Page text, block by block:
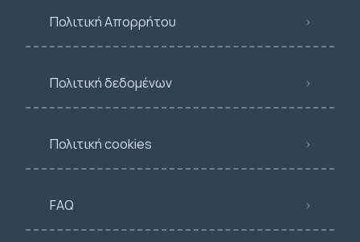
Πολιτική Απορρήτου
Πολιτική δεδομένων
Πολιτική cookies
FAQ